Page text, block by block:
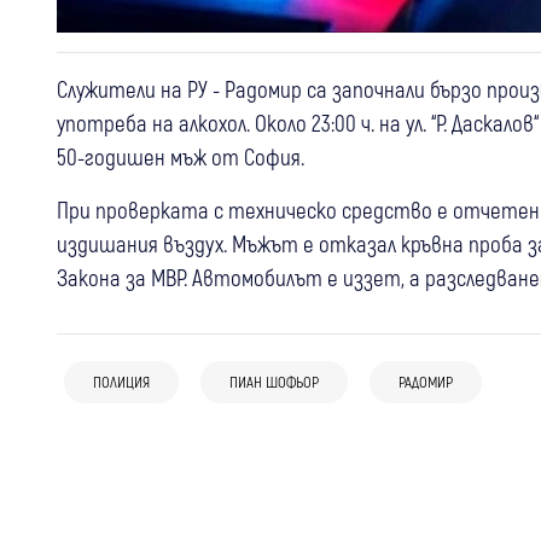
Служители на РУ - Радомир са започнали бързо
употреба на алкохол. Около 23:00 ч. на ул. “Р.
50-годишен мъж от София.
При проверката с техническо средство е отчетен
издишания въздух. Мъжът е отказал кръвна проба
Закона за МВР. Автомобилът е иззет, а
ПОЛИЦИЯ ПИАН ШОФЬОР РАДОМИР
Крими
Това няма място в Радомир!“ Кметът
кадрите с насилие между деца
момче: Полицията предава случая на
Ботевград Крими 06 авг